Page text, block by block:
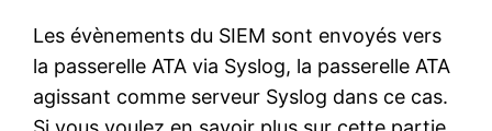
Les évènements du SIEM sont envoyés vers
la passerelle ATA via Syslog, la passerelle ATA
agissant comme serveur Syslog dans ce cas.